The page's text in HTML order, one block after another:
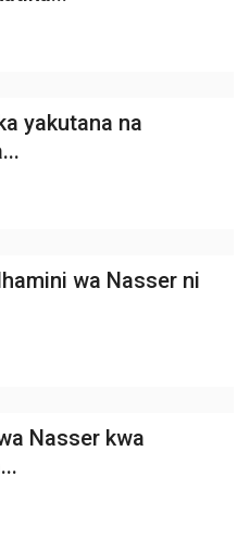
wa
yakutana na
wa Nasser ni
Nasser kwa